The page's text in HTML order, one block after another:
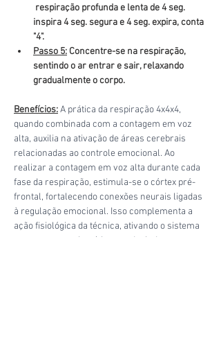
respiração profunda e lenta de 4 seg.
inspira 4 seg. segura e 4 seg. expira, conta
"4".
Passo 5: Concentre-se na respiração,
sentindo o ar entrar e sair, relaxando
gradualmente o corpo.
Benefícios:A prática da respiração 4x4x4,
quando combinada com a contagem em voz
alta, auxilia na ativação de áreas cerebrais
relacionadas ao controle emocional. Ao
realizar a contagem em voz alta durante cada
fase da respiração, estimula-se o córtex pré-
frontal, fortalecendo conexões neurais ligadas
à regulação emocional. Isso complementa a
ação fisiológica da técnica, ativando o sistema
nervoso parassimpático e reduzindo a